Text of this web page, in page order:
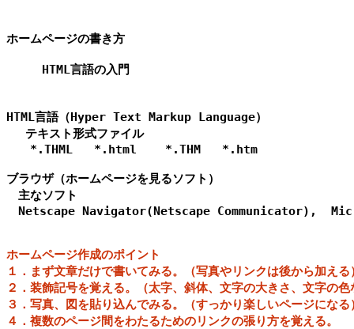
ホームページの書き方
     HTML言語の入門
HTML言語（Hyper Text Markup Language）
テキスト形式ファイル
*.THML   *.html    *.THM   *.htm
ブラウザ（ホームページを見るソフト）
主なソフト
Netscape Navigator(Netscape Communicator),
ホームページ作成のポイント
１．まず文章だけで書いてみる。（写真やリンクは後から加える
２．装飾記号を覚える。（太字、斜体、文字の大きさ、文字の色
３．写真、図を貼り込んでみる。（すっかり楽しいページになる